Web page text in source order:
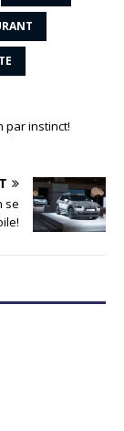
par instinct!
se